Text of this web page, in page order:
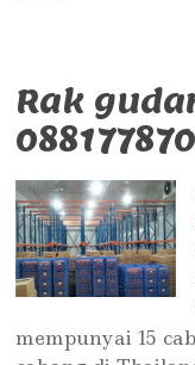
Rak
mempunyai 15